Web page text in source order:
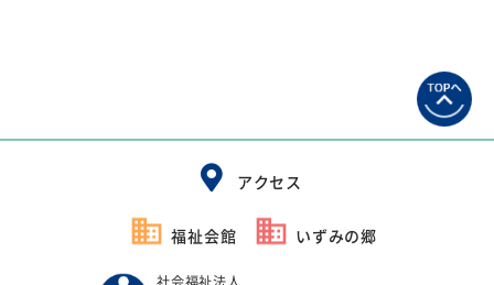
アクセス
福祉会館 いずみの郷